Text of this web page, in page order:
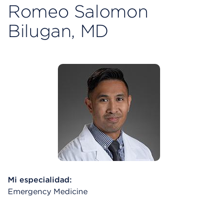
Romeo Salomon
Bilugan, MD
Mi especialidad:
Emergency Medicine